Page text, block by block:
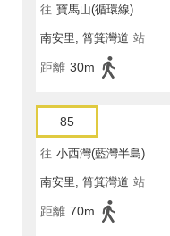
往 寶馬山(循環線)
南安里, 筲箕灣道 站
距離 30m
85
往 小西灣(藍灣半島)
南安里, 筲箕灣道 站
距離 70m